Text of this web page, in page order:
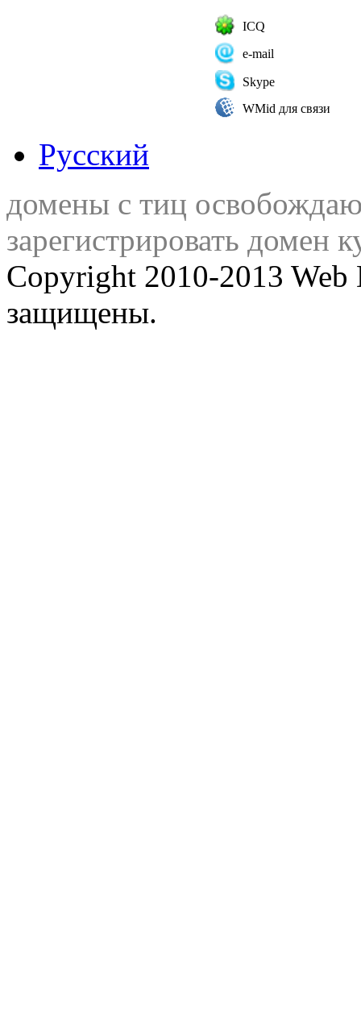
ICQ
e-mail
Skype
WMid для связи
Русский
домены с тиц
зарегистрировать домен
Copyright 2010-2013 Web
защищены.